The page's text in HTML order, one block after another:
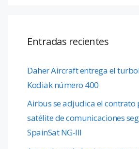
Entradas recientes
Daher Aircraft entrega el
Kodiak número 400
Airbus se adjudica el contrato
satélite de comunicaciones
SpainSat NG-III